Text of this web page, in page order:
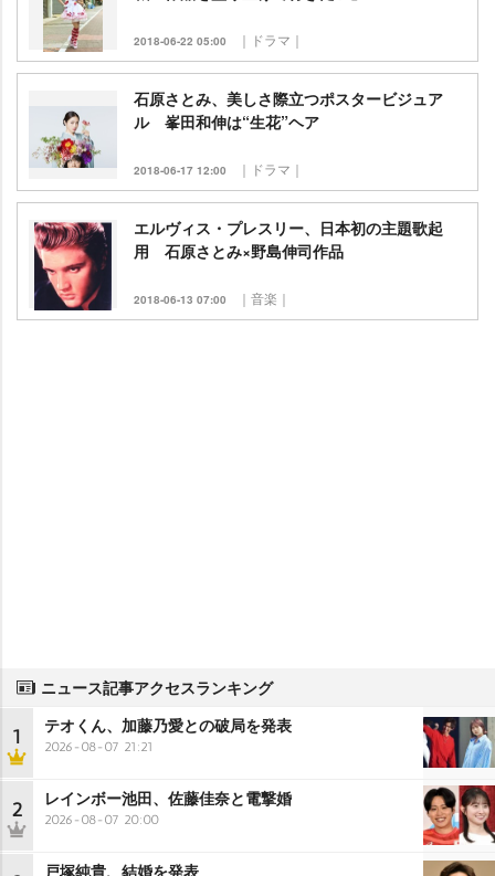
2018-06-22 05:00 ｜ドラマ｜
石原さとみ、美しさ際立つポスタービジュア
ル 峯田和伸は“生花”ヘア
2018-06-17 12:00 ｜ドラマ｜
エルヴィス・プレスリー、日本初の主題歌起
用 石原さとみ×野島伸司作品
2018-06-13 07:00 ｜音楽｜
ニュース記事アクセスランキング
1 テオくん、加藤乃愛との破局を発表
2026-08-07 21:21
2 レインボー池田、佐藤佳奈と電撃婚
2026-08-07 20:00
戸塚純貴、結婚を発表